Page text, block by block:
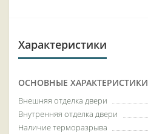
Характеристики
ОСНОВНЫЕ ХАРАКТЕРИСТИКИ
Внешняя отделка двери
Внутренняя отделка двери
Наличие терморазрыва